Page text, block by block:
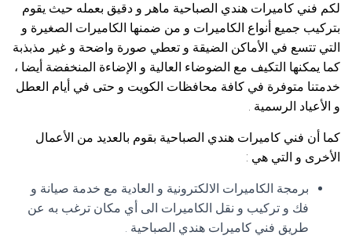
لكم فني كاميرات هندي الصباحية ماهر و دقيق بعمله حيث يقوم
بتركيب جميع أنواع الكاميرات و من ضمنها الكاميرات الصغيرة و
التي تتسع في الأماكن الضيقة و تعطي صورة واضحة و غير مذبذبة
كما يمكنها التكيف مع الضوضاء العالية و الإضاءة المنخفضة أيضا ،
خدمتنا متوفرة في كافة محافظات الكويت و حتى في أيام العطل
و الأعياد الرسمية .
كما أن فني كاميرات هندي الصباحية بقوم بالعديد من الأعمال
الأخرى و التي هي :
برمجة الكاميرات الالكترونية و العادية مع خدمة صيانة و
فك و تركيب و نقل الكاميرات الى أي مكان ترغب به عن
طريق فني كاميرات هندي الصباحية .